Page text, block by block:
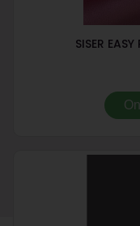
SISER